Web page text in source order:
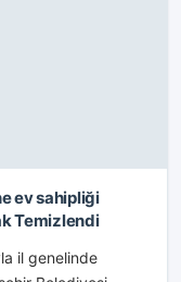
ev sahipliği
Temizlendi
il genelinde